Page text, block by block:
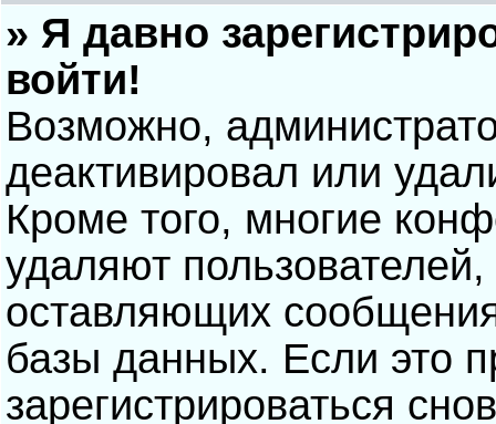
» Я давно
войти!
Возможно,
деактивировал или
Кроме того, многие
удаляют
оставляющих
базы данных. Если это
зарегистрироваться